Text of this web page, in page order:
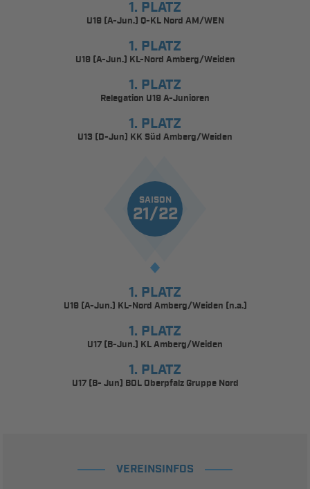
1. PLATZ
U19 (A-Jun.) Q-KL Nord AM/WEN
1. PLATZ
U19 (A-Jun.) KL-Nord Amberg/Weiden
1. PLATZ
Relegation U19 A-Junioren
1. PLATZ
U13 (D-Jun) KK Süd Amberg/Weiden
SAISON
21/22
1. PLATZ
U19 (A-Jun.) KL-Nord Amberg/Weiden (n.a.)
1. PLATZ
U17 (B-Jun.) KL Amberg/Weiden
1. PLATZ
U17 (B- Jun) BOL Oberpfalz Gruppe Nord
VEREINSINFOS